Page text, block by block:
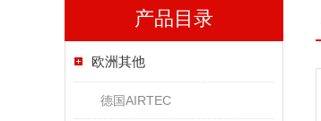
产品目录
欧洲其他
德国AIRTEC